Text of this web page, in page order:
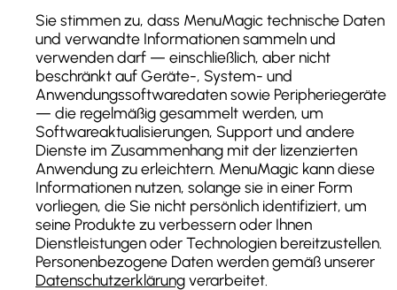
Sie stimmen zu, dass MenuMagic technische Daten
und verwandte Informationen sammeln und
verwenden darf — einschließlich, aber nicht
beschränkt auf Geräte-, System- und
Anwendungssoftwaredaten sowie Peripheriegeräte
— die regelmäßig gesammelt werden, um
Softwareaktualisierungen, Support und andere
Dienste im Zusammenhang mit der lizenzierten
Anwendung zu erleichtern. MenuMagic kann diese
Informationen nutzen, solange sie in einer Form
vorliegen, die Sie nicht persönlich identifiziert, um
seine Produkte zu verbessern oder Ihnen
Dienstleistungen oder Technologien bereitzustellen.
Personenbezogene Daten werden gemäß unserer
Datenschutzerklärungverarbeitet.